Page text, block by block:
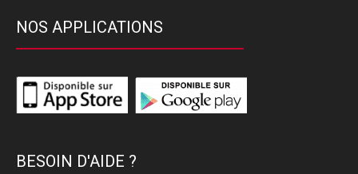
NOS APPLICATIONS
BESOIN D'AIDE ?